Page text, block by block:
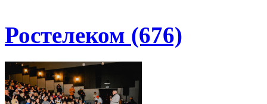
Ростелеком (676)